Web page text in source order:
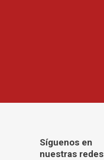
Síguenos en
nuestras redes